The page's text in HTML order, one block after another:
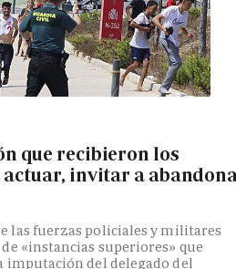
que recibieron los
actuar, invitar a
las fuerzas policiales y militares
«instancias superiores» que
imputación del delegado del